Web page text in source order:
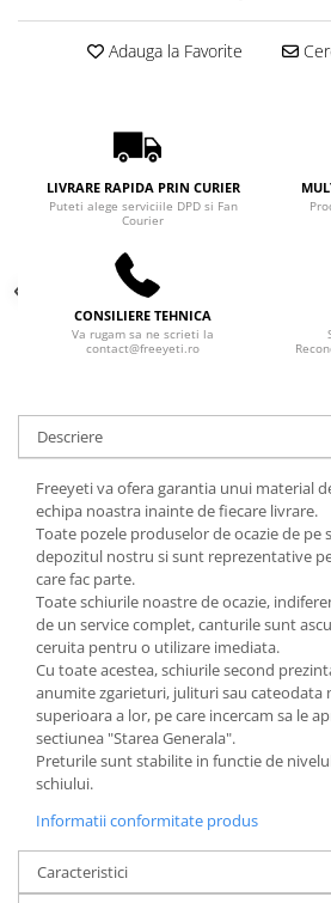
Adauga la Favorite
LIVRARE RAPIDA PRIN CURIER
Puteti alege serviciile DPD si Fan
Courier
CONSILIERE TEHNICA
Va rugam sa ne scrieti la
contact@freeyeti.ro
Descriere
Freeyeti va ofera garantia unui material
echipa noastra inainte de fiecare livrare.
Toate pozele produselor de ocazie de pe
depozitul nostru si sunt reprezentative
care fac parte.
Toate schiurile noastre de ocazie,
de un service complet, canturile sunt
ceruita pentru o utilizare imediata.
Cu toate acestea, schiurile second
anumite zgarieturi, julituri sau cateodata
superioara a lor, pe care incercam sa le
sectiunea "Starea Generala".
Preturile sunt stabilite in functie de
schiului.
Informatii conformitate produs
Caracteristici